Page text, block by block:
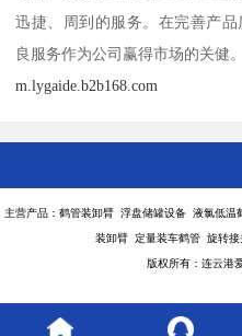
迅捷、周到的服务。在完善产
良服务作为公司赢得市场的关健。
m.lygaide.b2b168.com
主营产品：鹤管装卸臂 浮盘储罐设备 液氯低
装卸臂 定量装车鹤管 旋转
版权所有：连云港